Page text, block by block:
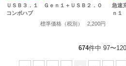
ＵＳＢ３．１ Ｇｅｎ１＋ＵＳＢ２．０
コンボハブ
標準価格（税別）
2,200円
急速
ｎ
674件中 97〜